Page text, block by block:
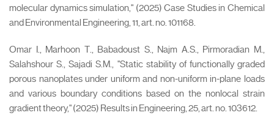
molecular dynamics simulation," (2025) Case Studies in Chemical
and Environmental Engineering, 11, art. no. 101168.
Omar I., Marhoon T., Babadoust S., Najm A.S., Pirmoradian M.,
Salahshour S., Sajadi S.M., "Static stability of functionally graded
porous nanoplates under uniform and non-uniform in-plane loads
and various boundary conditions based on the nonlocal strain
gradient theory," (2025) Results in Engineering, 25, art. no. 103612.